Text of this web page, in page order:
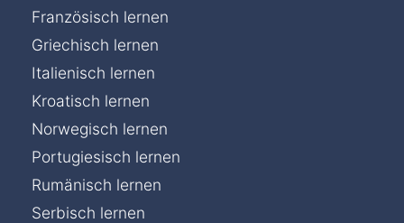
Französisch lernen
Griechisch lernen
Italienisch lernen
Kroatisch lernen
Norwegisch lernen
Portugiesisch lernen
Rumänisch lernen
Serbisch lernen